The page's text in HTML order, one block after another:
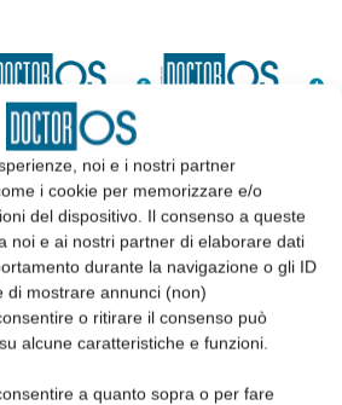
noi e i nostri partner
i cookie per memorizzare e/o
del dispositivo. Il consenso a queste
noi e ai nostri partner di elaborare dati
durante la navigazione o gli ID
di mostrare annunci (non)
o ritirare il consenso può
alcune caratteristiche e funzioni.
a quanto sopra o per fare